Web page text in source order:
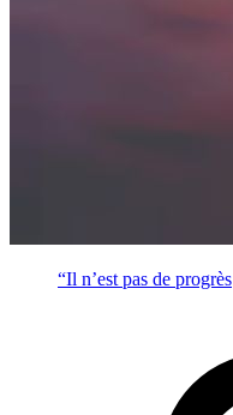
“Il n’est pas de progrès